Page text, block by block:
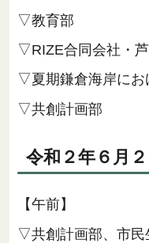
▽教育部
▽RIZE合同会社・
▽夏期鎌倉海岸にお
▽共創計画部
令和２年６月２
【午前】
▽共創計画部、市民